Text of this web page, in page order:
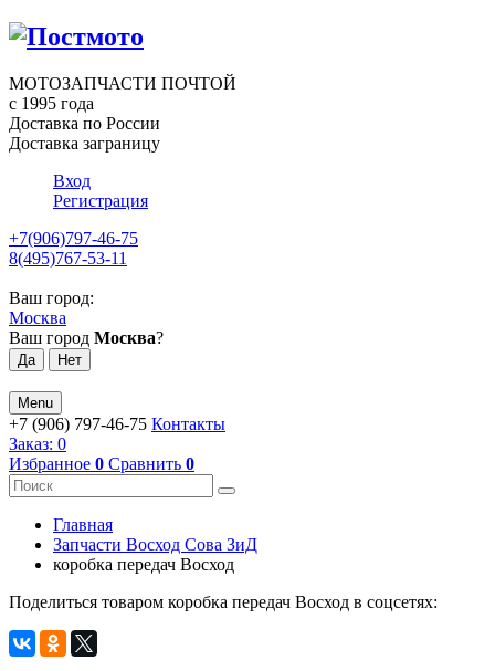
МОТОЗАПЧАСТИ ПОЧТОЙ
с 1995 года
Доставка по России
Доставка заграницу
Вход
Регистрация
+7(906)797-46-75
8(495)767-53-11
Ваш город:
Москва
Ваш город Москва?
Menu
+7 (906) 797-46-75 Контакты
Заказ: 0
Избранное 0 Сравнить 0
Главная
Запчасти Восход Сова ЗиД
коробка передач Восход
Поделиться товаром коробка передач Восход в соцсетях: